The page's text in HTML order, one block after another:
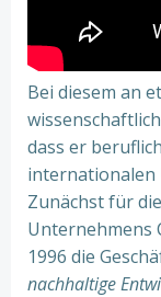
Bei diesem an
dass er
internationalen
Zunächst für
Unternehmens
1996 die
nachhaltige